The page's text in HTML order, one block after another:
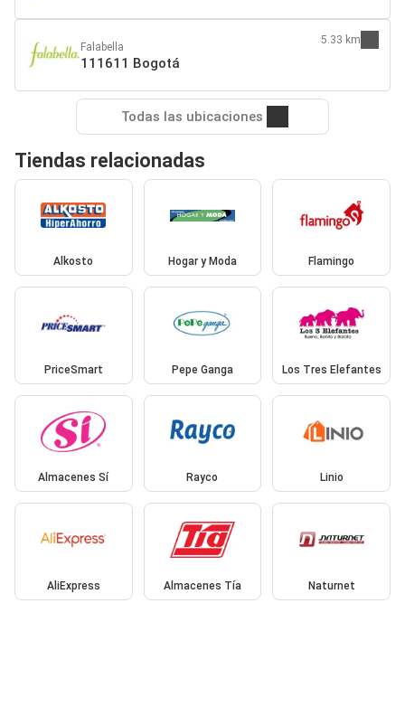
Falabella
111611 Bogotá
5.33 km
Todas las ubicaciones
Tiendas relacionadas
Alkosto Hogar y Moda Flamingo
PriceSmart Pepe Ganga Los Tres Elefantes
Almacenes Sí Rayco Linio
AliExpress Almacenes Tía Naturnet